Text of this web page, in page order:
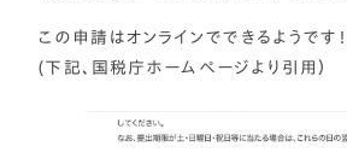
この申請はオンラインでできるようです！
(下記、国税庁ホームページより引用）